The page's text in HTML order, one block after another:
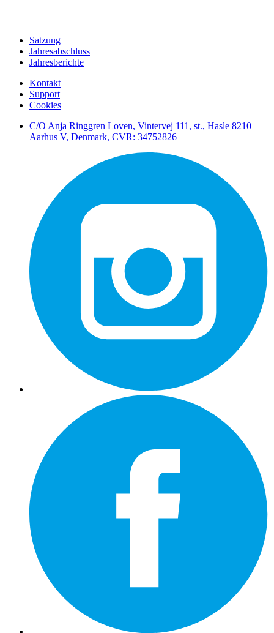
Satzung
Jahresabschluss
Jahresberichte
Kontakt
Support
Cookies
C/O Anja Ringgren Loven, Vintervej 111, st., Hasle ​8210
Aarhus V, Denmark, CVR: 34752826